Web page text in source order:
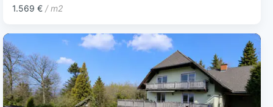
1.569 € / m2